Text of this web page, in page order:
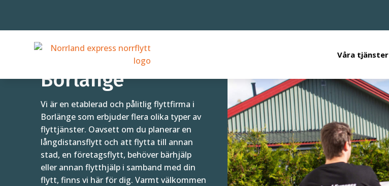
Våra tjänster
Flyttfirma i
Borlänge
Vi är en etablerad och pålitlig flyttfirma i
Borlänge som erbjuder flera olika typer av
flyttjänster. Oavsett om du planerar en
långdistansflytt och att flytta till annan
stad, en företagsflytt, behöver bärhjälp
eller annan flytthjälp i samband med din
flytt, finns vi här för dig. Varmt välkommen